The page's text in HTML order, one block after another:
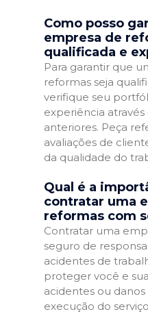
Como posso
empresa de
qualificada e
Para garantir que
reformas seja
verifique seu
experiência
anteriores. Peça
avaliações de
da qualidade do
Qual é a
contratar uma
reformas com
Contratar uma
seguro de
acidentes de
proteger você e
acidentes ou
execução do